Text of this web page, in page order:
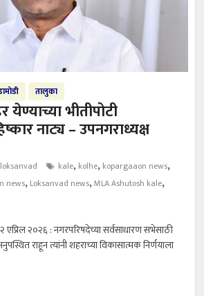
तालुका
येण्याच्या भीतीपोटी
नाट्य – उपनगराध्यक्ष
loksanvad kale, kolhe, kopargaaon news,
news, Loksanvad news,MLA Ashutosh kale,
एप्रिल २०२६ : नगरपरिषदेच्या सर्वसाधारण सभेसाठी
राहून त्यांनी शहराच्या विकासात्मक निर्णयाला